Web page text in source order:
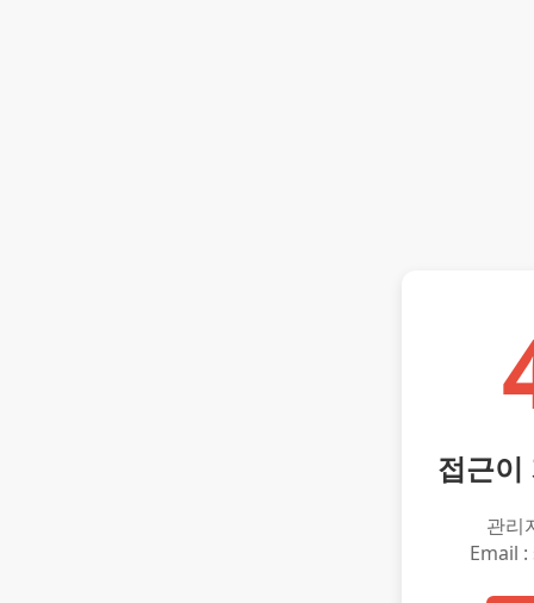
접근이
관리
Email